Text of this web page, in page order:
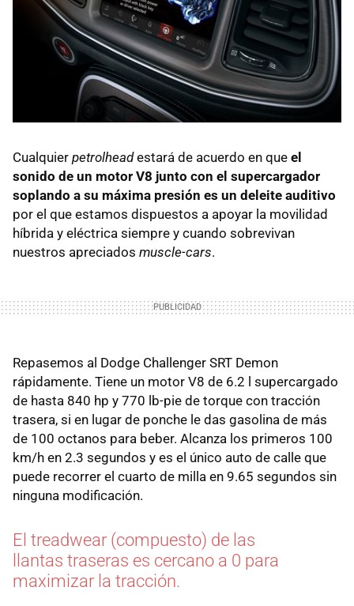
Cualquier petrolheadestará de acuerdo en que el
sonido de un motor V8 junto con el supercargador
soplando a su máxima presión es un deleite auditivo
por el que estamos dispuestos a apoyar la movilidad
híbrida y eléctrica siempre y cuando sobrevivan
nuestros apreciados muscle-cars.
Repasemos al Dodge Challenger SRT Demon
rápidamente. Tiene un motor V8 de 6.2 l supercargado
de hasta 840 hp y 770 lb-pie de torque con tracción
trasera, si en lugar de ponche le das gasolina de más
de 100 octanos para beber. Alcanza los primeros 100
km/h en 2.3 segundos y es el único auto de calle que
puede recorrer el cuarto de milla en 9.65 segundos sin
ninguna modificación.
El treadwear (compuesto) de las
llantas traseras es cercano a 0 para
maximizar la tracción.